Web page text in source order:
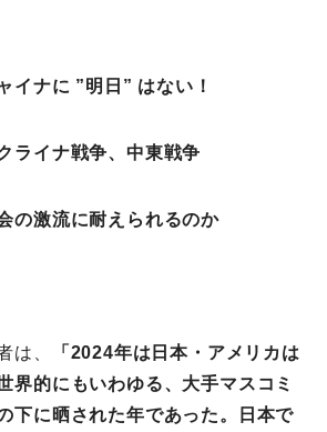
イナに ”明日” はない！
ライナ戦争、中東戦争
の激流に耐えられるのか
は、
「2024年は日本・アメリカは
界的にもいわゆる、大手マスコミ
下に晒された年であった。日本で